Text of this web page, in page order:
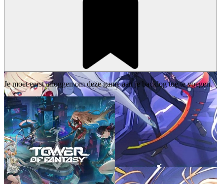
Je moet eerst inloggen om deze game aan je backlog toe te voegen.